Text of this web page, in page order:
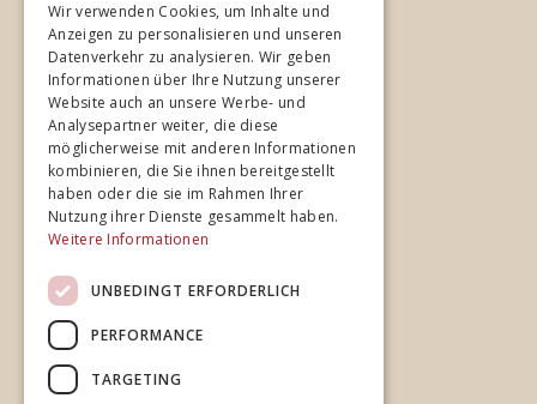
Unternehmen
Home
Studios
Spezialisierung
Team
Cases
News
Rechtliches
Impressum
Wir verwenden Cookies, um Inhalte und
Anzeigen zu personalisieren und unseren
Datenverkehr zu analysieren. Wir geben
Informationen über Ihre Nutzung unserer
Website auch an unsere Werbe- und
Analysepartner weiter, die diese
möglicherweise mit anderen Informationen
kombinieren, die Sie ihnen bereitgestellt
haben oder die sie im Rahmen Ihrer
Nutzung ihrer Dienste gesammelt haben.
Weitere Informationen
UNBEDINGT ERFORDERLICH
PERFORMANCE
TARGETING